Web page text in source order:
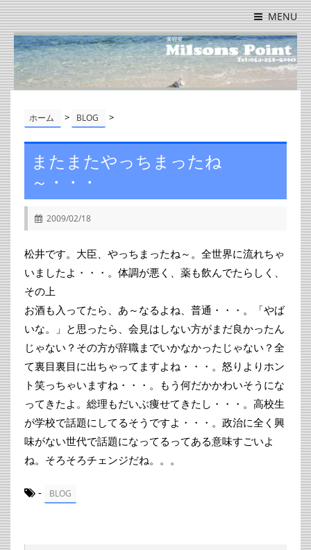
MENU
ホーム > BLOG >
またまたやっちまったね
～・・・
2009/02/18
松井です。大臣、やっちまったね～。全世界に流れちゃ
いましたよ・・・。体調が悪く、薬も飲んでたらしく、
その上
お酒も入ってたら、あ～なるよね、普通・・・。「やば
いな。」と思ったら、会見はしない方がまだ良かったん
じゃない？その方が辞職までいかなかったじゃない？全
て裏目裏目に出ちゃってますよね・・・。怒りよりホン
ト笑っちゃいますね・・・。もう何だかかわいそうにな
ってきたよ。総理もだいぶ痩せてきたし・・・。高校生
が学校で話題にしてるそうですよ・・・。政治に全く興
味がない世代で話題になってるってある意味すごいよ
ね。そろそろチェンジだね。。。
- BLOG